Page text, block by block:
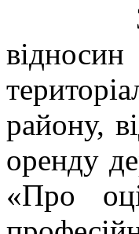
З
району,
оренду
«Про